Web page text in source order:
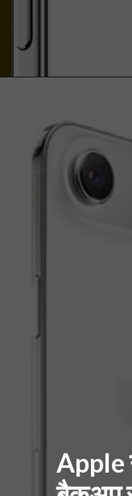
Apple